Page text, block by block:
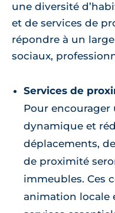
une diversité
et de services de
répondre à un
sociaux,
Services de
Pour
dynamique et
déplacements,
de proximité
immeubles. Ces
animation locale